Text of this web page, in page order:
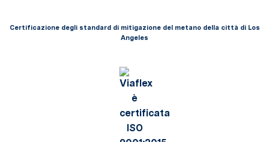
Certificazione degli standard di mitigazione del metano della città di Los
Angeles